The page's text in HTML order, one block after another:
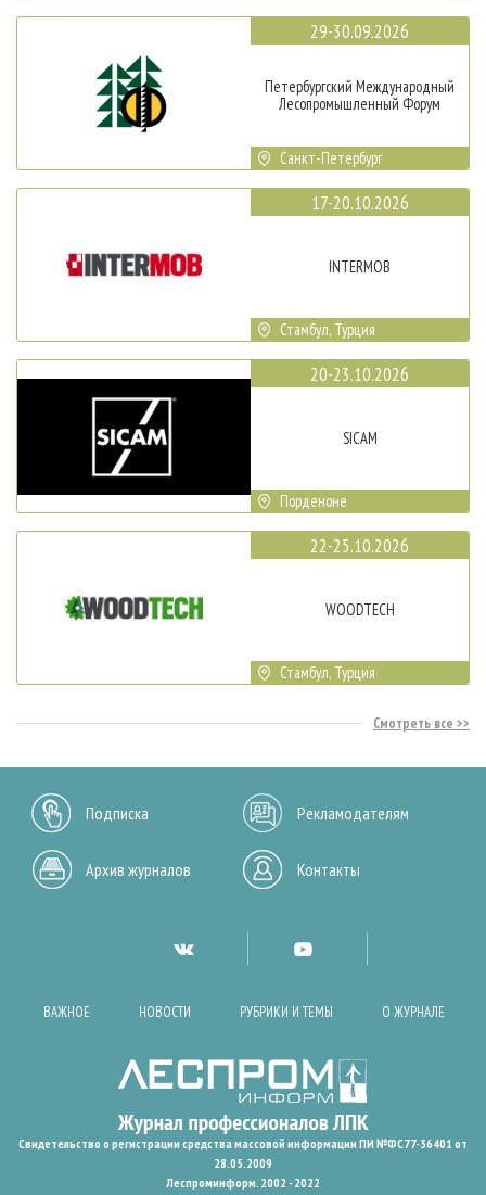
29-30.09.2026
Петербургский Международный
Лесопромышленный Форум
Санкт-Петербург
17-20.10.2026
INTERMOB
Стамбул, Турция
20-23.10.2026
SICAM
Порденоне
22-25.10.2026
WOODTECH
Стамбул, Турция
Смотреть все
Подписка Рекламодателям
Архив журналов Контакты
ВАЖНОЕ НОВОСТИ РУБРИКИ И ТЕМЫ О ЖУРНАЛЕ
Свидетельство о регистрации средства массовой информации ПИ №ФС77-36401 от
28.05.2009
Леспроминформ. 2002 - 2022